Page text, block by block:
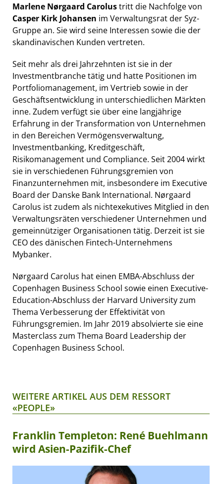
Marlene Nørgaard Carolustritt die Nachfolge von
Casper Kirk Johansen im Verwaltungsrat der Syz-
Gruppe an. Sie wird seine Interessen sowie die der
skandinavischen Kunden vertreten.
Seit mehr als drei Jahrzehnten ist sie in der
Investmentbranche tätig und hatte Positionen im
Portfoliomanagement, im Vertrieb sowie in der
Geschäftsentwicklung in unterschiedlichen Märkten
inne. Zudem verfügt sie über eine langjährige
Erfahrung in der Transformation von Unternehmen
in den Bereichen Vermögensverwaltung,
Investmentbanking, Kreditgeschäft,
Risikomanagement und Compliance. Seit 2004 wirkt
sie in verschiedenen Führungsgremien von
Finanzunternehmen mit, insbesondere im Executive
Board der Danske Bank International. Nørgaard
Carolus ist zudem als nichtexekutives Mitglied in den
Verwaltungsräten verschiedener Unternehmen und
gemeinnütziger Organisationen tätig. Derzeit ist sie
CEO des dänischen Fintech-Unternehmens
Mybanker.
Nørgaard Carolus hat einen EMBA-Abschluss der
Copenhagen Business School sowie einen Executive-
Education-Abschluss der Harvard University zum
Thema Verbesserung der Effektivität von
Führungsgremien. Im Jahr 2019 absolvierte sie eine
Masterclass zum Thema Board Leadership der
Copenhagen Business School.
WEITERE ARTIKEL AUS DEM RESSORT
«PEOPLE»
Franklin Templeton: René Buehlmann
wird Asien-Pazifik-Chef